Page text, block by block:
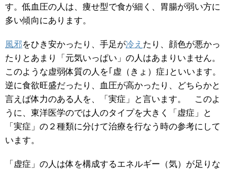
す。低血圧の人は、痩せ型で食が細く、胃腸が弱い方に
多い傾向にあります。
風邪をひき安かったり、手足が冷え たり、顔色が悪かっ
たりとあまり「元気いっぱい」の人はあまりいません。
このような虚弱体質の人を｢虚（きょ）症｣といいます。
逆に食欲旺盛だったり、血圧が高かったり、どちらかと
言えば体力のある人を、「実症」と言います。 このよ
うに、東洋医学のでは人のタイプを大きく「虚症」と
「実症」の２種類に分けて治療を行なう時の参考にして
います。
「虚症」の人は体を構成するエネルギー（気）が足りな